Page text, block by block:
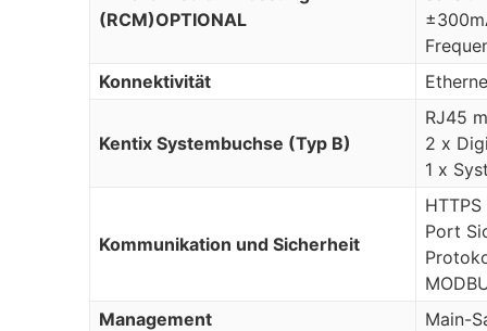
(RCM)OPTIONAL
Konnektivität
Kentix Systembuchse (Typ B)
RJ45
2 x
1 x
Kommunikation und Sicherheit
Port
Management
Main-